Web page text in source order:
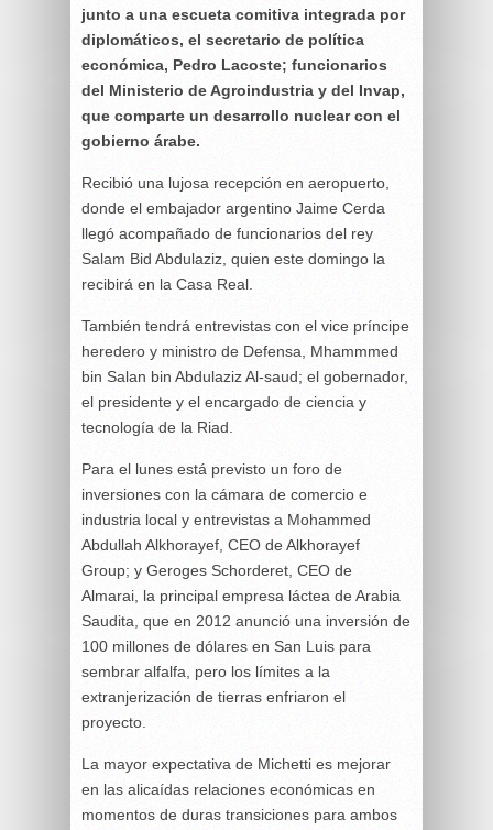
junto a una escueta comitiva integrada por
diplomáticos, el secretario de política
económica, Pedro Lacoste; funcionarios
del Ministerio de Agroindustria y del Invap,
que comparte un desarrollo nuclear con el
gobierno árabe.
Recibió una lujosa recepción en aeropuerto,
donde el embajador argentino Jaime Cerda
llegó acompañado de funcionarios del rey
Salam Bid Abdulaziz, quien este domingo la
recibirá en la Casa Real.
También tendrá entrevistas con el vice príncipe
heredero y ministro de Defensa, Mhammmed
bin Salan bin Abdulaziz Al-saud; el gobernador,
el presidente y el encargado de ciencia y
tecnología de la Riad.
Para el lunes está previsto un foro de
inversiones con la cámara de comercio e
industria local y entrevistas a Mohammed
Abdullah Alkhorayef, CEO de Alkhorayef
Group; y Geroges Schorderet, CEO de
Almarai, la principal empresa láctea de Arabia
Saudita, que en 2012 anunció una inversión de
100 millones de dólares en San Luis para
sembrar alfalfa, pero los límites a la
extranjerización de tierras enfriaron el
proyecto.
La mayor expectativa de Michetti es mejorar
en las alicaídas relaciones económicas en
momentos de duras transiciones para ambos